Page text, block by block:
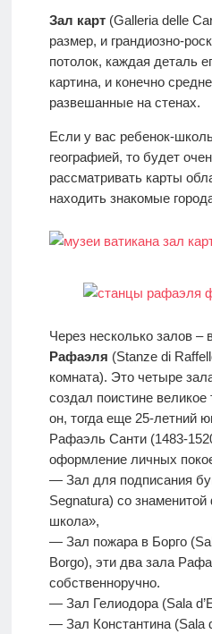
Зал карт(Galleria delle
размер, и грандиозно-
потолок, каждая деталь
картина, и конечно
развешанные на стенах.
Если у вас ребенок-
географией, то будет
рассматривать карты
находить знакомые
Через несколько залов –
Рафаэля (Stanze di
комната). Это четыре
создал поистине великое
он, тогда еще 25-летний
Рафаэль Санти (1483-
оформление личных
— Зал для подписания
Segnatura) со
школа»,
— Зал пожара в Борго
Borgo), эти два зала
собственноручно.
— Зал Гелиодора (Sala
— Зал Константина (Sala